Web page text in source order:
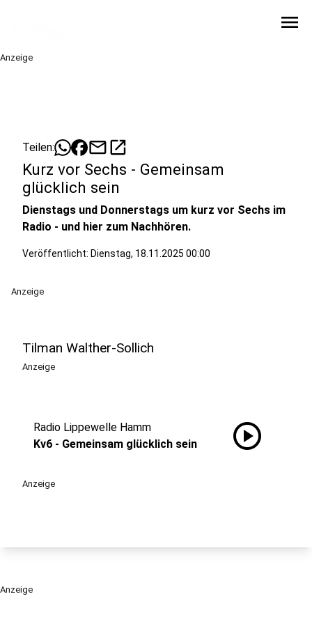
menu
Anzeige
Teilen: mailopen_in_new
Kurz vor Sechs - Gemeinsam
glücklich sein
Dienstags und Donnerstags um kurz vor Sechs im
Radio - und hier zum Nachhören.
Veröffentlicht: Dienstag, 18.11.2025 00:00
Anzeige
Tilman Walther-Sollich
Anzeige
Radio Lippewelle Hamm
Kv6 - Gemeinsam glücklich sein
play_circle
Anzeige
Anzeige